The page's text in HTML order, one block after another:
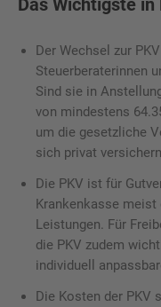
Das Wichtigste in
Der Wechsel zur
Steuerberaterinnen
Sind sie in
von mindestens
um die gesetzliche
sich privat
Die PKV ist für
Krankenkasse
Leistungen. Für
die PKV zudem
individuell
Die Kosten der PKV